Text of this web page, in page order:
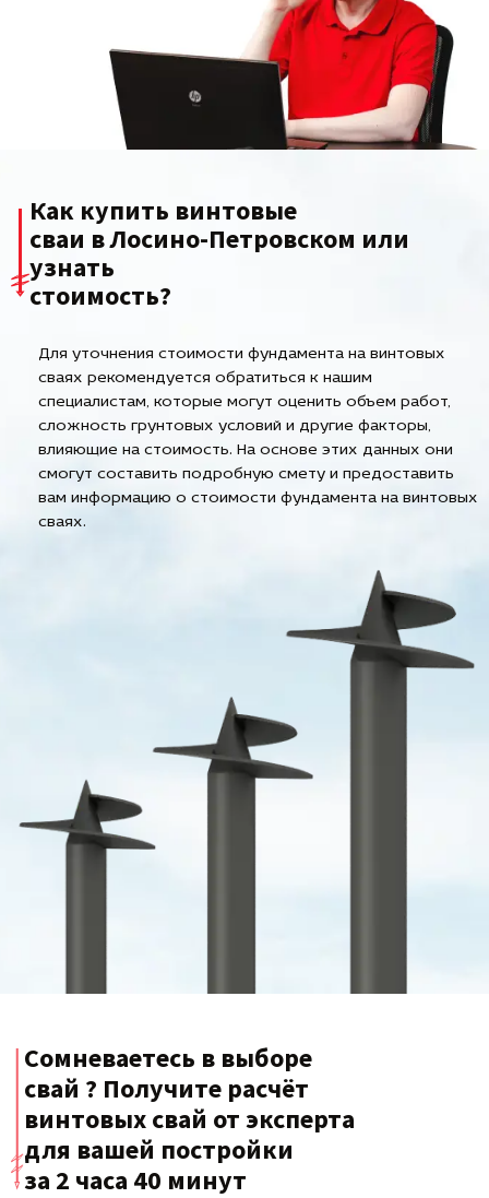
Как купить винтовые
сваи в Лосино-Петровском или
узнать
стоимость?
Для уточнения стоимости фундамента на винтовых
сваях рекомендуется обратиться к нашим
специалистам, которые могут оценить объем работ,
сложность грунтовых условий и другие факторы,
влияющие на стоимость. На основе этих данных они
смогут составить подробную смету и предоставить
вам информацию о стоимости фундамента на винтовых
сваях.
Сомневаетесь в выборе
свай ? Получите расчёт
винтовых свай от эксперта
для вашей постройки
за 2 часа 40 минут